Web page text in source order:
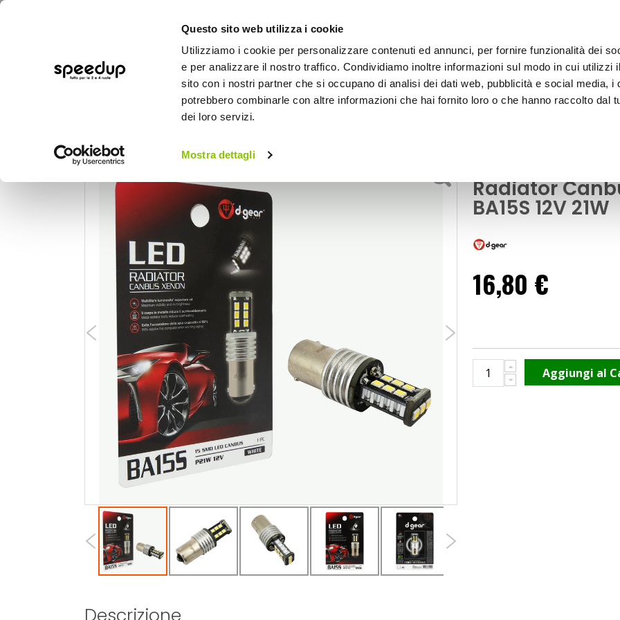
Questo sito web utilizza i cookie
Utilizziamo i cookie per personalizzare contenuti ed annunci, per fornire funzionalità dei
e per analizzare il nostro traffico. Condividiamo inoltre informazioni sul modo in cui utilizzi
sito con i nostri partner che si occupano di analisi dei dati web, pubblicità e social media, i
potrebbero combinarle con altre informazioni che hai fornito loro o che hanno raccolto dal
dei loro servizi.
Mostra dettagli
BICI OUTDOOR
Home
Radiator
BA15S 12V 21W
16,80 €
Aggiungi al